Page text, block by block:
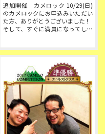
追加開催 カメロック 10/29(日)
のカメロックにお申込みいただい
た方、ありがとうございました！
そして、すぐに満員になってしま